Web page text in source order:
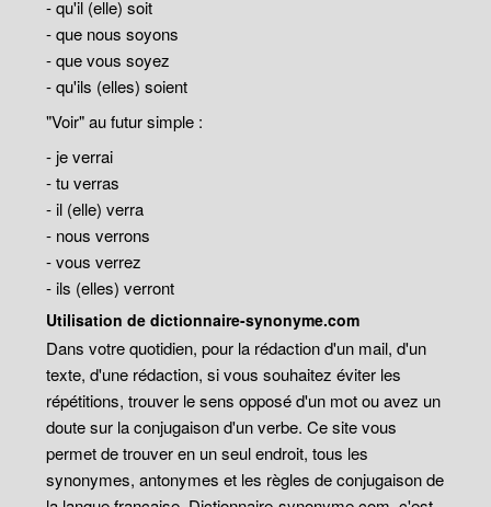
- qu'il (elle) soit
- que nous soyons
- que vous soyez
- qu'ils (elles) soient
"Voir" au futur simple :
- je verrai
- tu verras
- il (elle) verra
- nous verrons
- vous verrez
- ils (elles) verront
Utilisation de dictionnaire-synonyme.com
Dans votre quotidien, pour la rédaction d'un mail, d'un
texte, d'une rédaction, si vous souhaitez éviter les
répétitions, trouver le sens opposé d'un mot ou avez un
doute sur la conjugaison d'un verbe. Ce site vous
permet de trouver en un seul endroit, tous les
synonymes, antonymes et les règles de conjugaison de